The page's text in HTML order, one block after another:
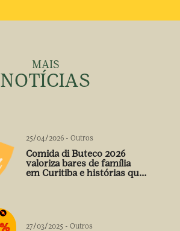
MAIS
NOTÍCIAS
25/04/2026 - Outros
Comida di Buteco 2026
valoriza bares de família
em Curitiba e histórias que
27/03/2025 - Outros